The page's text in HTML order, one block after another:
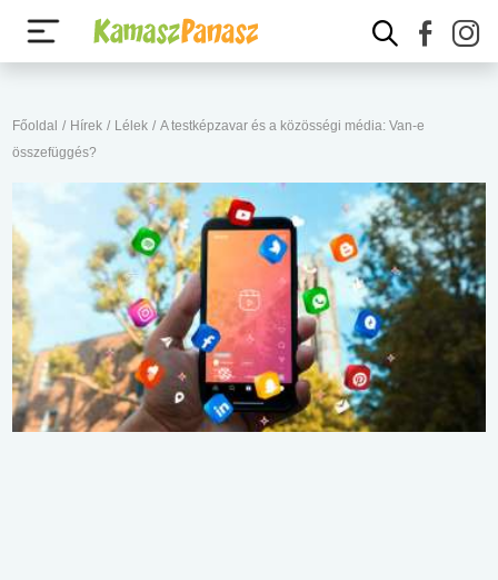
Főoldal / Hírek / Lélek / A testképzavar és a közösségi média: Van-e
összefüggés?